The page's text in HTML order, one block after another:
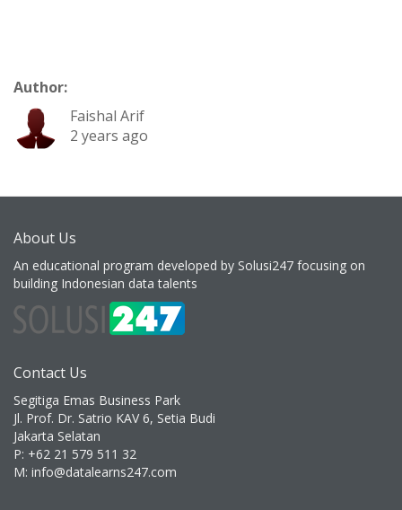
Author:
Faishal Arif
2 years ago
About Us
An educational program developed by Solusi247 focusing on
building Indonesian data talents
Contact Us
Segitiga Emas Business Park
Jl. Prof. Dr. Satrio KAV 6, Setia Budi
Jakarta Selatan
P: +62 21 579 511 32
M: info@datalearns247.com